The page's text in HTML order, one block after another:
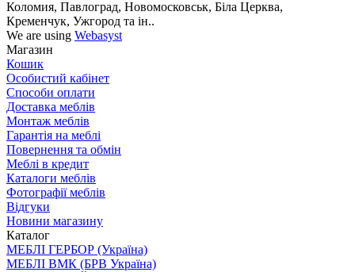
Коломия, Павлоград, Новомосковськ, Біла Церква,
Кременчук, Ужгород та ін..
We are using Webasyst
Магазин
Кошик
Особистий кабінет
Способи оплати
Доставка меблів
Монтаж меблів
Гарантія на меблі
Повернення та обмін
Меблі в кредит
Каталоги меблів
Фотографії меблів
Відгуки
Новини магазину
Каталог
МЕБЛІ ГЕРБОР (Україна)
МЕБЛІ ВМК (БРВ Україна)